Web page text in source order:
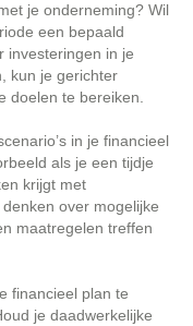
je onderneming? Wil
een bepaald
investeringen in je
kun je gerichter
doelen te bereiken.
in je financieel
als je een tijdje
krijgt met
over mogelijke
maatregelen treffen
financieel plan te
je daadwerkelijke